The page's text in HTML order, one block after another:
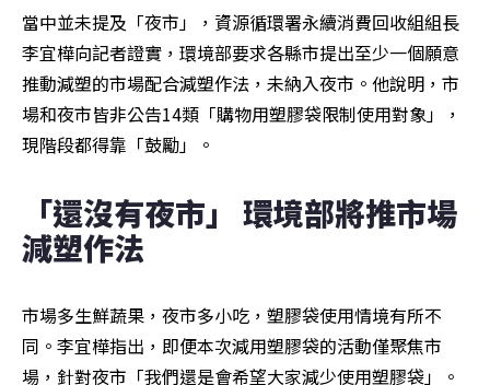
當中並未提及「夜市」，資源循環署永續消費回收組組長
李宜樺向記者證實，環境部要求各縣市提出至少一個願意
推動減塑的市場配合減塑作法，未納入夜市。他說明，市
場和夜市皆非公告14類「購物用塑膠袋限制使用對象」，
現階段都得靠「鼓勵」。
「還沒有夜市」 環境部將推市場
減塑作法
市場多生鮮蔬果，夜市多小吃，塑膠袋使用情境有所不
同。李宜樺指出，即便本次減用塑膠袋的活動僅聚焦市
場，針對夜市「我們還是會希望大家減少使用塑膠袋」。